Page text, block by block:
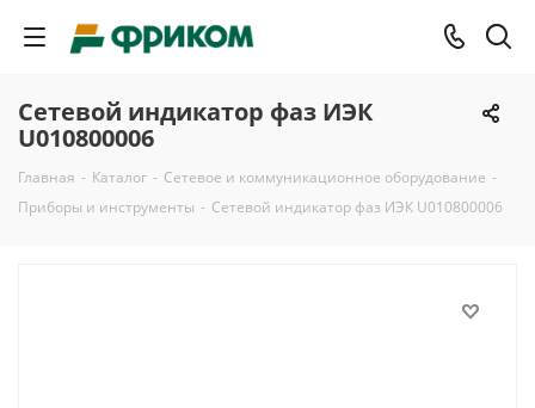
Сетевой индикатор фаз ИЭК
U010800006
Главная - Каталог - Сетевое и коммуникационное оборудование -
Приборы и инструменты - Сетевой индикатор фаз ИЭК U010800006